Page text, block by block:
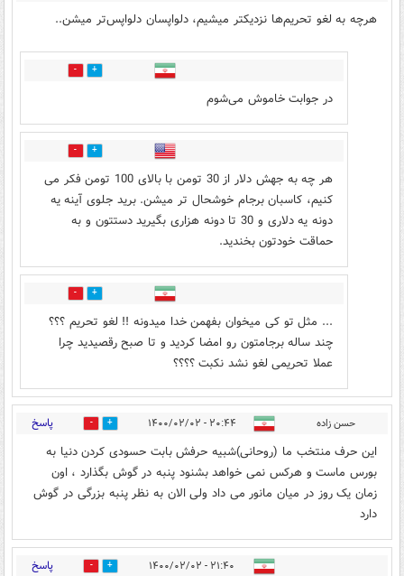
هرچه به لغو تحریم‌ها نزدیکتر میشیم، دلواپسان دلواپس‌تر میشن..
0
در جوابت خاموش می‌شوم
3
هر چه به جهش دلار از 30 تومن با بالای 100 تومن فکر می
کنیم، کاسبان برجام خوشحال تر میشن. برید جلوی آینه یه
دونه یه دلاری و 30 تا دونه هزاری بگیرید دستتون و به
حماقت خودتون بخندید.
2
... مثل تو کی میخوان بفهمن خدا میدونه !! لغو تحریم ؟؟؟
چند ساله برجامتون رو امضا کردید و تا صبح رقصیدید چرا
عملا تحریمی لغو نشد نکبت ؟؟؟؟
حسن زاده ۲۰:۴۴ - ۱۴۰۰/۰۲/۰۲ 0 پاسخ
این حرف منتخب ما (روحانی)شبیه حرفش بابت حسودی کردن دنیا به
بورس ماست و هرکس نمی خواهد بشنود پنبه در گوش بگذارد ، اون
زمان یک روز در میان مانور می داد ولی الان به نظر پنبه بزرگی در گوش
دارد
۲۱:۴۰ - ۱۴۰۰/۰۲/۰۲ 2 پاسخ